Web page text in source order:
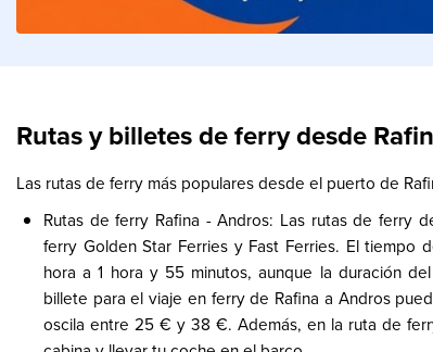
Rutas y billetes de ferry desde
Las rutas de ferry más populares desde el puerto de
Rutas de ferry Rafina - Andros: Las rutas de ferry
ferry Golden Star Ferries y Fast Ferries. El tiempo
hora a 1 hora y 55 minutos, aunque la duración
billete para el viaje en ferry de Rafina a Andros
oscila entre 25 € y 38 €. Además, en la ruta de